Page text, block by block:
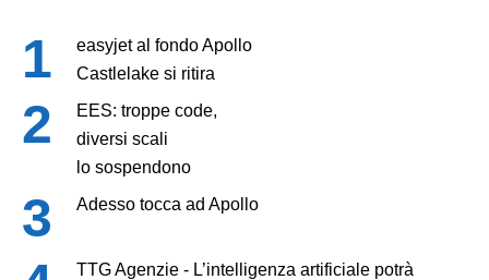
easyjet al fondo Apollo
Castlelake si ritira
EES: troppe code,
diversi scali
lo sospendono
Adesso tocca ad Apollo
TTG Agenzie - L’intelligenza artificiale potrà